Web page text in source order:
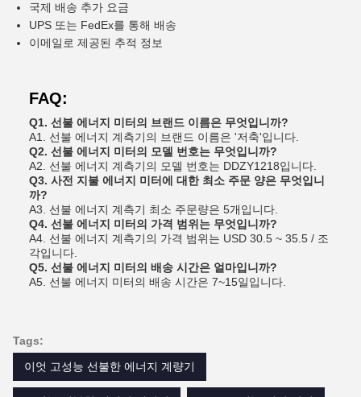
국제 배송 추가 요금
UPS 또는 FedEx를 통해 배송
이메일로 제공된 추적 정보
FAQ:
Q1. 선불 에너지 미터의 브랜드 이름은 무엇입니까?
A1. 선불 에너지 계측기의 브랜드 이름은 '저축'입니다.
Q2. 선불 에너지 미터의 모델 번호는 무엇입니까?
A2. 선불 에너지 계측기의 모델 번호는 DDZY1218입니다.
Q3. 사전 지불 에너지 미터에 대한 최소 주문 양은 무엇입니
까?
A3. 선불 에너지 계측기 최소 주문량은 5개입니다.
Q4. 선불 에너지 미터의 가격 범위는 무엇입니까?
A4. 선불 에너지 계측기의 가격 범위는 USD 30.5 ~ 35.5 / 조
각입니다.
Q5. 선불 에너지 미터의 배송 시간은 얼마입니까?
A5. 선불 에너지 미터의 배송 시간은 7~15일입니다.
Tags:
이엇 고성능 선불한 에너지 계량기